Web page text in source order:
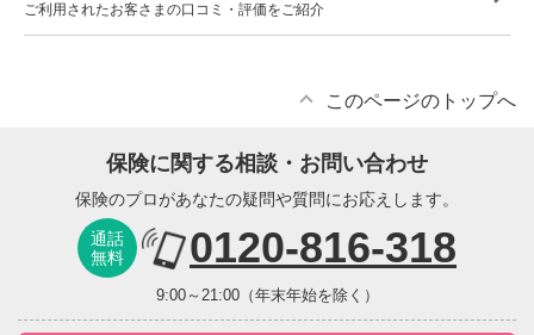
ご利用されたお客さまの口コミ・評価をご紹介
このページのトップへ
保険に関する相談・お問い合わせ
保険のプロがあなたの疑問や質問にお応えします。
通話
無料
0120-816-318
9:00～21:00（年末年始を除く）